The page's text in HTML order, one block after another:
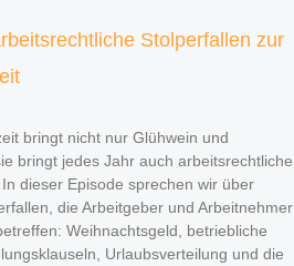
Stolperfallen zur
bringt nicht nur Glühwein und
bringt jedes Jahr auch arbeitsrechtliche
dieser Episode sprechen wir über
die Arbeitgeber und Arbeitnehmer
Weihnachtsgeld, betriebliche
Urlaubsverteilung und die